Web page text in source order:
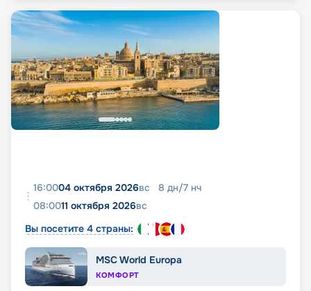
16:0004 октября 2026вс 8 дн/7 нч
08:0011 октября 2026вс
Вы посетите 4 страны:
MSC World Europa
КОМФОРТ